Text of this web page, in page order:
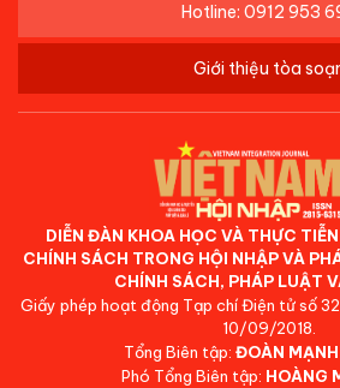
Hotline: 0912 953
Giới thiệu tòa
DIỄN ĐÀN KHOA HỌC VÀ THỰC
CHÍNH SÁCH TRONG HỘI NHẬP VÀ
CHÍNH SÁCH, PHÁP LUẬT
Giấy phép hoạt động Tạp chí Điện tử số
10/09/2018.
Tổng Biên tập: ĐOÀN
Phó Tổng Biên tập: HOÀNG